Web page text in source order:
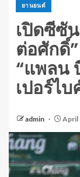
ยานยนต์
เปิดซีซั
ต่อศักดิ์
“แพลน
เปอร์ไบ
admin April